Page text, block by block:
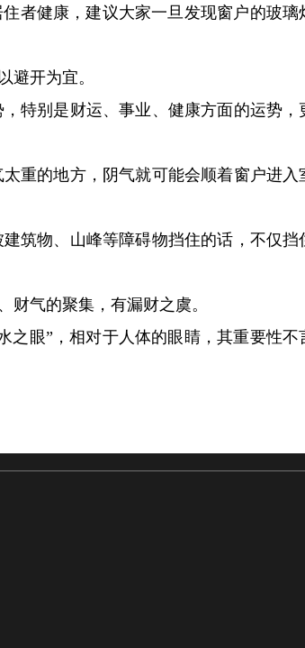
者健康，建议大家一旦发现窗户的玻璃
避开为宜。
特别是财运、事业、健康方面的运势，
重的地方，阴气就可能会顺着窗户进入
筑物、山峰等障碍物挡住的话，不仅挡
气的聚集，有漏财之虞。
之眼”，相对于人体的眼睛，其重要性不